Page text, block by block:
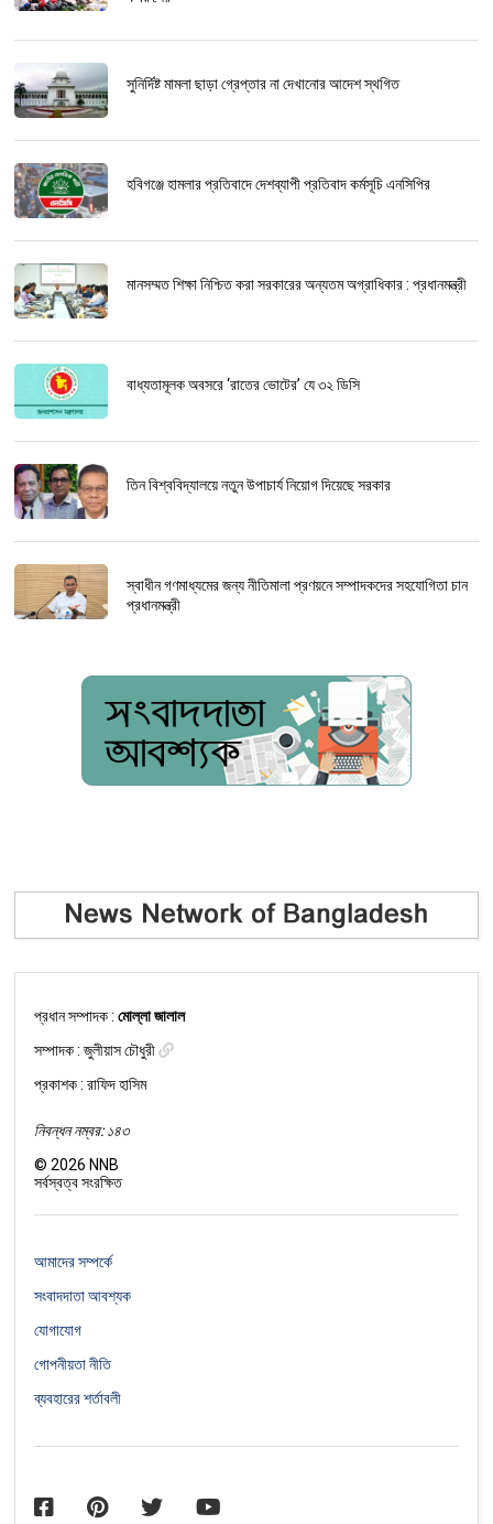
সুনির্দিষ্ট মামলা ছাড়া গ্রেপ্তার না দেখানোর আদেশ স্থগিত
হবিগঞ্জে হামলার প্রতিবাদে দেশব্যাপী প্রতিবাদ কর্মসূচি এনসিপির
মানসম্মত শিক্ষা নিশ্চিত করা সরকারের অন্যতম অগ্রাধিকার : প্রধানমন্ত্রী
বাধ্যতামূলক অবসরে ‘রাতের ভোটের’ যে ৩২ ডিসি
তিন বিশ্ববিদ্যালয়ে নতুন উপাচার্য নিয়োগ দিয়েছে সরকার
স্বাধীন গণমাধ্যমের জন্য নীতিমালা প্রণয়নে সম্পাদকদের সহযোগিতা চান
প্রধানমন্ত্রী
প্রধান সম্পাদক :মোল্লা জালাল
সম্পাদক :জুলীয়াস চৌধুরী
প্রকাশক : রাফিদ হাসিম
নিবন্ধন নম্বর: ১৪৩
©2026 NNB
সর্বস্বত্ব সংরক্ষিত
আমাদের সম্পর্কে
সংবাদদাতা আবশ্যক
যোগাযোগ
গোপনীয়তা নীতি
ব্যবহারের শর্তাবলী